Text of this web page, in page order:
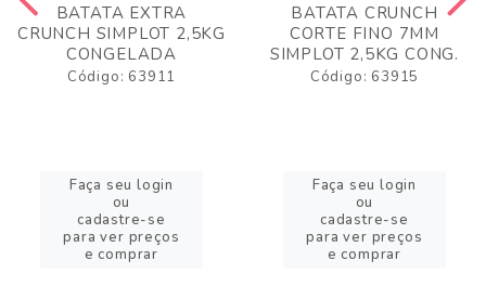
BATATA EXTRA
CRUNCH SIMPLOT 2,5KG
CONGELADA
Código: 63911
Faça seu login
ou
cadastre-se
para ver preços
e comprar
BATATA CRUNCH
CORTE FINO 7MM
SIMPLOT 2,5KG CONG.
Código: 63915
Faça seu login
ou
cadastre-se
para ver preços
e comprar